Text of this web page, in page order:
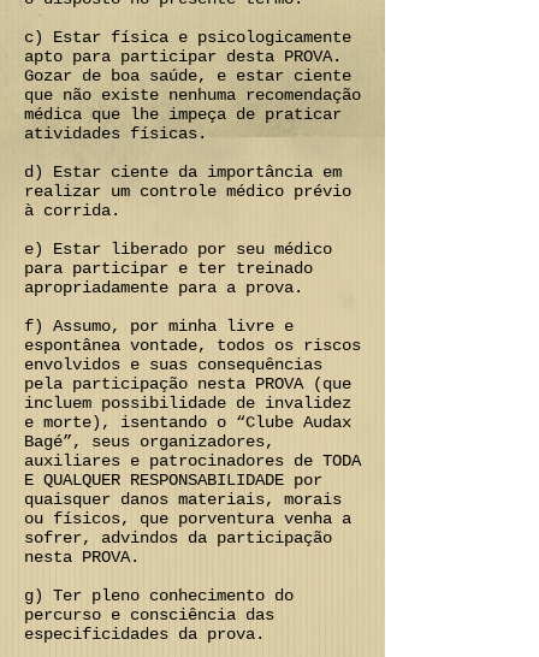
c) Estar física e psicologicamente
apto para participar desta PROVA.
Gozar de boa saúde, e estar ciente
que não existe nenhuma recomendação
médica que lhe impeça de praticar
atividades físicas.
d) Estar ciente da importância em
realizar um controle médico prévio
à corrida.
e) Estar liberado por seu médico
para participar e ter treinado
apropriadamente para a prova.
f) Assumo, por minha livre e
espontânea vontade, todos os riscos
envolvidos e suas consequências
pela participação nesta PROVA (que
incluem possibilidade de invalidez
e morte), isentando o “Clube Audax
Bagé”, seus organizadores,
auxiliares e patrocinadores de TODA
E QUALQUER RESPONSABILIDADE por
quaisquer danos materiais, morais
ou físicos, que porventura venha a
sofrer, advindos da participação
nesta PROVA.
g) Ter pleno conhecimento do
percurso e consciência das
especificidades da prova.